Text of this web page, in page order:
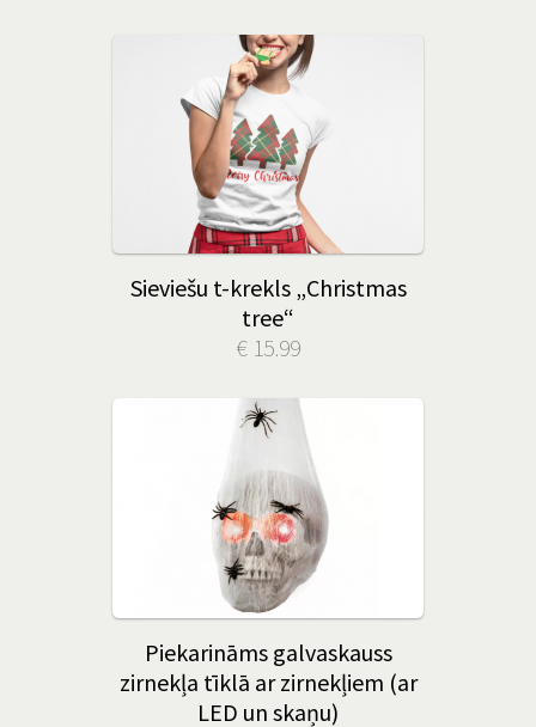
Sieviešu t-krekls „Christmas
tree“
€ 15.99
Piekarināms galvaskauss
zirnekļa tīklā ar zirnekļiem (ar
LED un skaņu)